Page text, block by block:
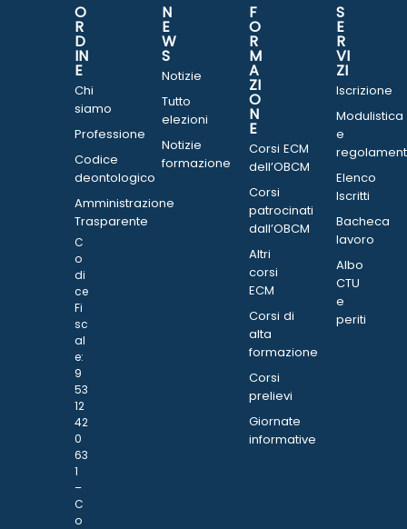
O
R
D
IN
E
Chi
siamo
Professione
Codice
deontologico
Amministrazione
Trasparente
C
o
di
ce
Fi
sc
al
e:
9
53
12
42
0
63
1
–
C
o
N
E
W
S
Notizie
Tutto
elezioni
Notizie
formazione
F
O
R
M
A
ZI
O
N
E
Corsi ECM
dell’OBCM
Corsi
patrocinati
dall’OBCM
Altri
corsi
ECM
Corsi di
alta
formazione
Corsi
prelievi
Giornate
informative
S
E
R
VI
ZI
Iscrizione
Modulistica
e
Elenco
Iscritti
Bacheca
lavoro
Albo
CTU
e
periti